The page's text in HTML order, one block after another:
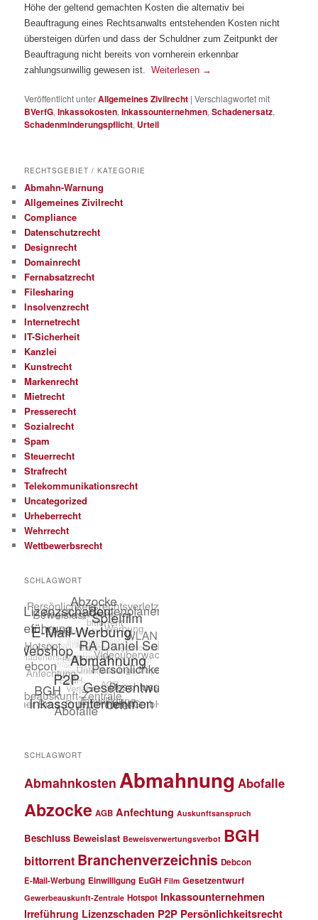
Höhe der geltend gemachten Kosten die alternativ bei
Beauftragung eines Rechtsanwalts entstehenden Kosten nicht
übersteigen dürfen und dass der Schuldner zum Zeitpunkt der
Beauftragung nicht bereits von vornherein erkennbar
zahlungsunwillig gewesen ist.Weiterlesen →
Veröffentlicht unterAllgemeines Zivilrecht |Verschlagwortet mit
BVerfG,Inkassokosten,Inkassounternehmen,Schadenersatz,
Schadenminderungspflicht, Urteil
RECHTSGEBIET / KATEGORIE
Abmahn-Warnung
Allgemeines Zivilrecht
Compliance
Datenschutzrecht
Designrecht
Domainrecht
Fernabsatzrecht
Filesharing
Insolvenzrecht
Internetrecht
IT-Sicherheit
Kanzlei
Kunstrecht
Markenrecht
Mietrecht
Presserecht
Sozialrecht
Spam
Steuerrecht
Strafrecht
Telekommunikationsrecht
Uncategorized
Urheberrecht
Wehrrecht
Wettbewerbsrecht
SCHLAGWORT
SCHLAGWORT
Abmahnkosten Abmahnung Abofalle
Abzocke AGB Anfechtung Auskunftsanspruch
Beschluss Beweislast Beweisverwertungsverbot BGH
bittorrent Branchenverzeichnis Debcon
E-Mail-Werbung Einwilligung EuGH Film Gesetzentwurf
Gewerbeauskunft-Zentrale Hotspot Inkassounternehmen
Irreführung Lizenzschaden P2P Persönlichkeitsrecht